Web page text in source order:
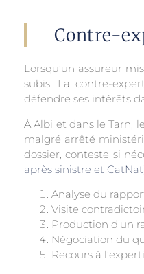
Contre-
Lorsqu’un assureur
subis. La contre-
défendre ses intérêts
À Albi et dans le Tarn,
malgré arrêté
dossier, conteste si
après sinistre et CatNat
Analyse du
Visite
Production d’un
Négociation du
Recours à